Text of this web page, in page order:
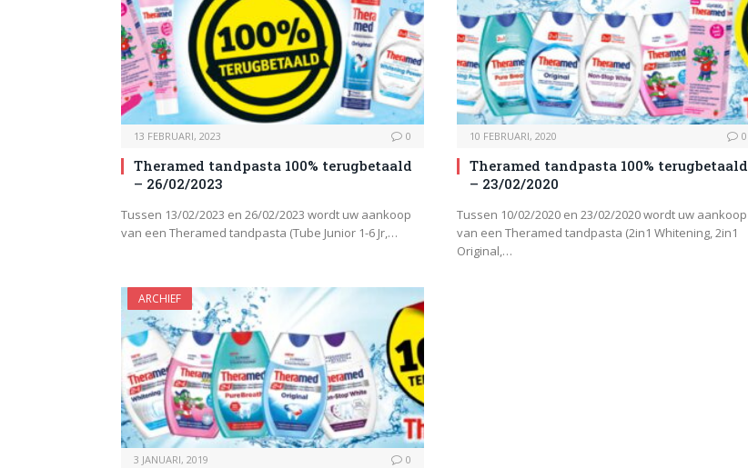
13 FEBRUARI, 2023 0
Theramed tandpasta 100% terugbetaald
– 26/02/2023
Tussen 13/02/2023 en 26/02/2023 wordt uw aankoop
van een Theramed tandpasta (Tube Junior 1-6 Jr,…
10 FEBRUARI, 2020 0
Theramed tandpasta 100% terugbetaald
– 23/02/2020
Tussen 10/02/2020 en 23/02/2020 wordt uw aankoop
van een Theramed tandpasta (2in1 Whitening, 2in1
Original,…
ARCHIEF
3 JANUARI, 2019 0